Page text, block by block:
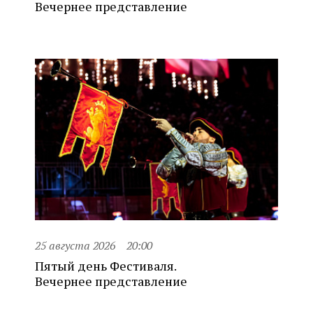
Вечернее представление
25 августа 2026 20:00
Пятый день Фестиваля.
Вечернее представление